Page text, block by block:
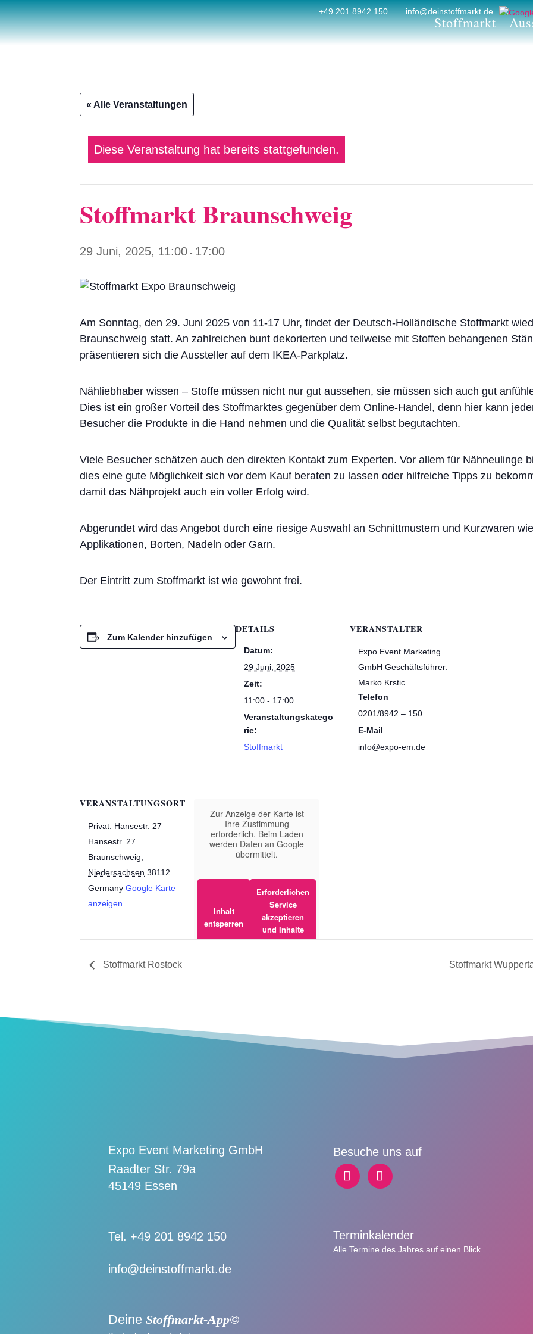
+49 201 8942 150 info@deinstoffmarkt.de
Stoffmarkt
« Alle Veranstaltungen
Diese Veranstaltung hat bereits stattgefunden.
Stoffmarkt Braunschweig
29 Juni, 2025, 11:00 - 17:00
Am Sonntag, den 29. Juni 2025 von 11-17 Uhr, findet der Deutsch-Holländische Stoffmarkt
Braunschweig statt. An zahlreichen bunt dekorierten und teilweise mit Stoffen behangenen
präsentieren sich die Aussteller auf dem IKEA-Parkplatz.
Nähliebhaber wissen – Stoffe müssen nicht nur gut aussehen, sie müssen sich auch gut
Dies ist ein großer Vorteil des Stoffmarktes gegenüber dem Online-Handel, denn hier kann
Besucher die Produkte in die Hand nehmen und die Qualität selbst begutachten.
Viele Besucher schätzen auch den direkten Kontakt zum Experten. Vor allem für Nähneulinge
dies eine gute Möglichkeit sich vor dem Kauf beraten zu lassen oder hilfreiche Tipps zu
damit das Nähprojekt auch ein voller Erfolg wird.
Abgerundet wird das Angebot durch eine riesige Auswahl an Schnittmustern und Kurzwaren
Applikationen, Borten, Nadeln oder Garn.
Der Eintritt zum Stoffmarkt ist wie gewohnt frei.
Zum Kalender hinzufügen
DETAILS
Datum:
29 Juni, 2025
Zeit:
11:00 - 17:00
Veranstaltungskatego
rie:
Stoffmarkt
VERANSTALTER
Expo Event Marketing
GmbH Geschäftsführer:
Marko Krstic
Telefon
0201/8942 – 150
E-Mail
info@expo-em.de
VERANSTALTUNGSORT
Privat: Hansestr. 27
Hansestr. 27
Braunschweig
Niedersachsen 38112
Germany Google Karte
anzeigen
Zur Anzeige der Karte ist
Ihre Zustimmung
erforderlich. Beim Laden
werden Daten an Google
übermittelt.
Inhalt
entsperren
Erforderlichen
Service
akzeptieren
und Inhalte
entsperren
Stoffmarkt Rostock Stoffmarkt
Expo Event Marketing GmbH
Raadter Str. 79a
45149 Essen
Tel. +49 201 8942 150
info@deinstoffmarkt.de
Deine Stoffmarkt-App©
Besuche uns auf
Terminkalender
Alle Termine des Jahres auf einen Blick